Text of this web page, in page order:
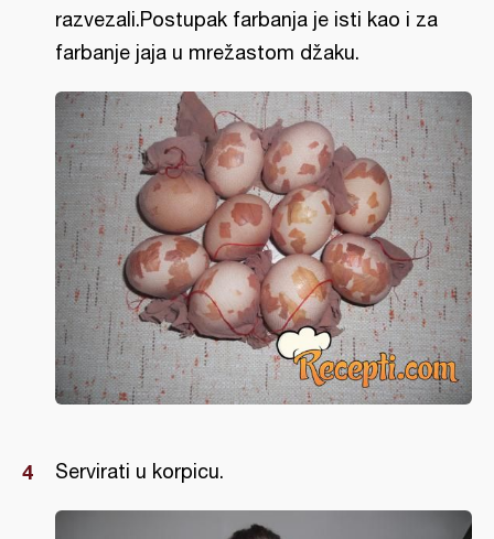
razvezali.Postupak farbanja je isti kao i za
farbanje jaja u mrežastom džaku.
Servirati u korpicu.